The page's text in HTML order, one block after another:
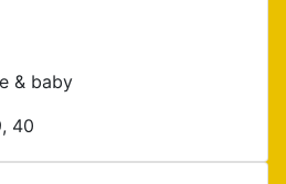
& baby
40